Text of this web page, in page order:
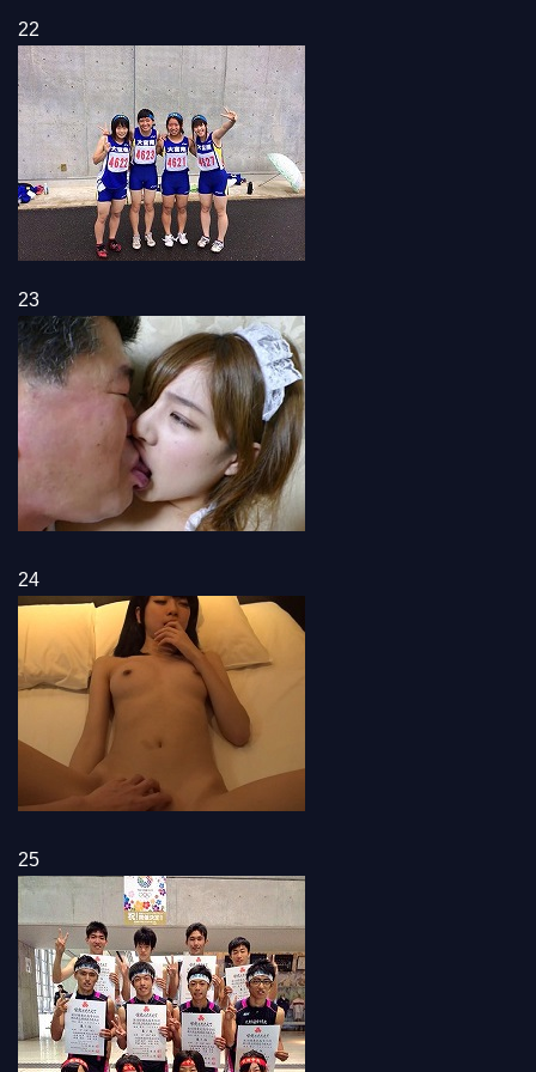
22
23
24
25